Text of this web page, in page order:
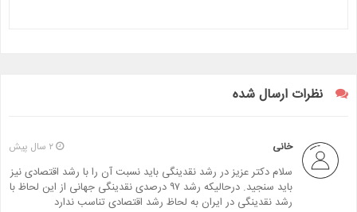
نظرات ارسال شده
خانی
سلام دکتر عزیز در رشد نقدینگی باید نسبت آن را با رشد اقتصادی نیز
باید سنجید. درحالیکه رشد ۹۷ درصدی نقدینگی جهانی از این لحاظ با
رشد نقدینگی در ایران به لحاظ رشد اقتصادی تناسب ندارد